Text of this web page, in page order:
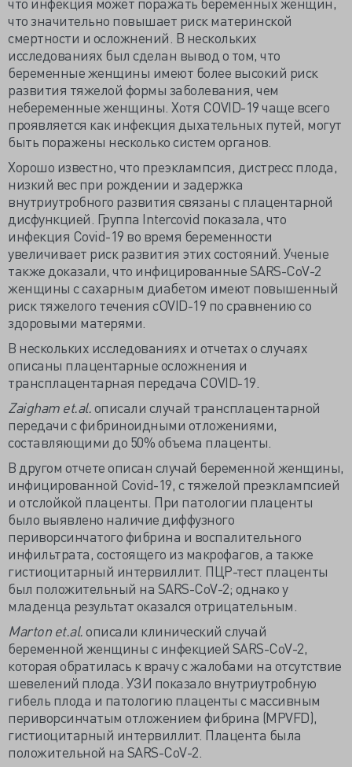
что значительно повышает риск материнской
смертности и осложнений. В нескольких
исследованиях был сделан вывод о том, что
беременные женщины имеют более высокий риск
развития тяжелой формы заболевания, чем
небеременные женщины. Хотя COVID-19 чаще всего
проявляется как инфекция дыхательных путей, могут
быть поражены несколько систем органов.
Хорошо известно, что преэклампсия, дистресс плода,
низкий вес при рождении и задержка
внутриутробного развития связаны с плацентарной
дисфункцией. Группа Intercovid показала, что
инфекция Covid-19 во время беременности
увеличивает риск развития этих состояний. Ученые
также доказали, что инфицированные SARS-CoV-2
женщины с сахарным диабетом имеют повышенный
риск тяжелого течения cOVID-19 по сравнению со
здоровыми матерями.
В нескольких исследованиях и отчетах о случаях
описаны плацентарные осложнения и
трансплацентарная передача COVID-19.
Zaigham et.al.описали случай трансплацентарной
передачи с фибриноидными отложениями,
составляющими до 50% объема плаценты.
В другом отчете описан случай беременной женщины,
инфицированной Covid-19, с тяжелой преэклампсией
и отслойкой плаценты. При патологии плаценты
было выявлено наличие диффузного
периворсинчатого фибрина и воспалительного
инфильтрата, состоящего из макрофагов, а также
гистиоцитарный интервиллит. ПЦР-тест плаценты
был положительный на SARS-CoV-2; однако у
младенца результат оказался отрицательным.
Marton et.al.описали клинический случай
беременной женщины с инфекцией SARS-CoV-2,
которая обратилась к врачу с жалобами на отсутствие
шевелений плода. УЗИ показало внутриутробную
гибель плода и патологию плаценты с массивным
периворсинчатым отложением фибрина (MPVFD),
гистиоцитарный интервиллит. Плацента была
положительной на SARS-CoV-2.